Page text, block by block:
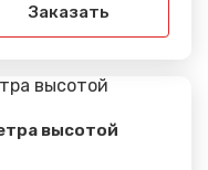
Заказать
высотой